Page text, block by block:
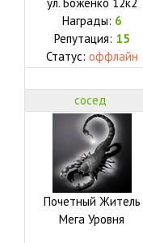
Награды: 6
Репутация: 15
Статус: оффлайн
сосед
Почетный Житель
Мега Уровня